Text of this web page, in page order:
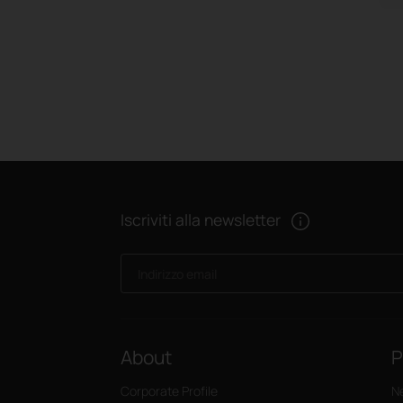
Iscriviti alla newsletter
About
Corporate Profile